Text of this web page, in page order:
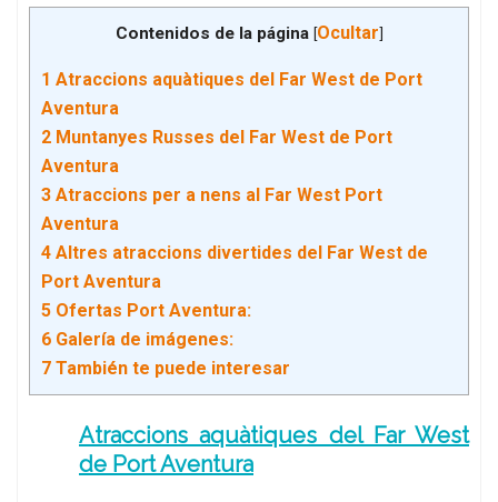
Contenidos de la página [Ocultar]
1 Atraccions aquàtiques del Far West de Port
Aventura
2 Muntanyes Russes del Far West de Port
Aventura
3 Atraccions per a nens al Far West Port
Aventura
4 Altres atraccions divertides del Far West de
Port Aventura
5 Ofertas Port Aventura:
6 Galería de imágenes:
7 También te puede interesar
Atraccions aquàtiques del Far West
de Port Aventura